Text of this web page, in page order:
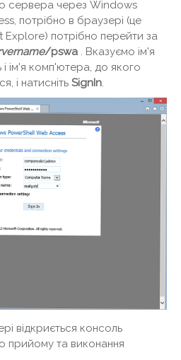
сервера через Windows
потрібно в браузері (це
Explore) потрібно перейти за
/pswa . Вказуємо ім'я
ім'я комп'ютера, до якого
і натисніть SignIn
відкриється консоль
прийому та виконання